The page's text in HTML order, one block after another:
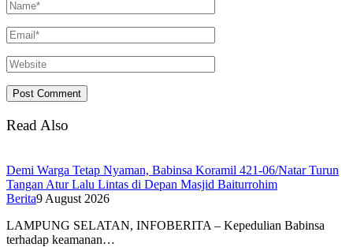
Read Also
Demi Warga Tetap Nyaman, Babinsa Koramil 421-06/Natar Turun
Tangan Atur Lalu Lintas di Depan Masjid Baiturrohim
Berita9 August 2026
LAMPUNG SELATAN, INFOBERITA – Kepedulian Babinsa
terhadap keamanan…